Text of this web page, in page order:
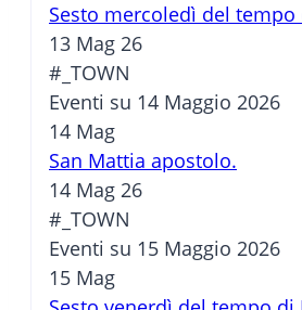
Sesto mercoledì del tempo
13 Mag 26
#_TOWN
Eventi su 14 Maggio 2026
14 Mag
San Mattia apostolo.
14 Mag 26
#_TOWN
Eventi su 15 Maggio 2026
15 Mag